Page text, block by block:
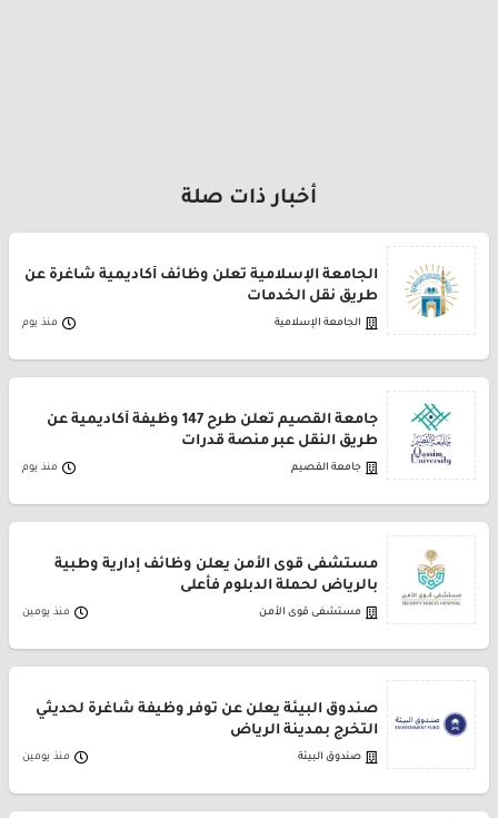
أخبار ذات صلة
الجامعة الإسلامية تعلن وظائف أكاديمية شاغرة عن
طريق نقل الخدمات
الجامعة الإسلامية منذ يوم
جامعة القصيم تعلن طرح 147 وظيفة أكاديمية عن
طريق النقل عبر منصة قدرات
جامعة القصيم منذ يوم
مستشفى قوى الأمن يعلن وظائف إدارية وطبية
بالرياض لحملة الدبلوم فأعلى
مستشفى قوى الأمن منذ يومين
صندوق البيئة يعلن عن توفر وظيفة شاغرة لحديثي
التخرج بمدينة الرياض
صندوق البيئة منذ يومين